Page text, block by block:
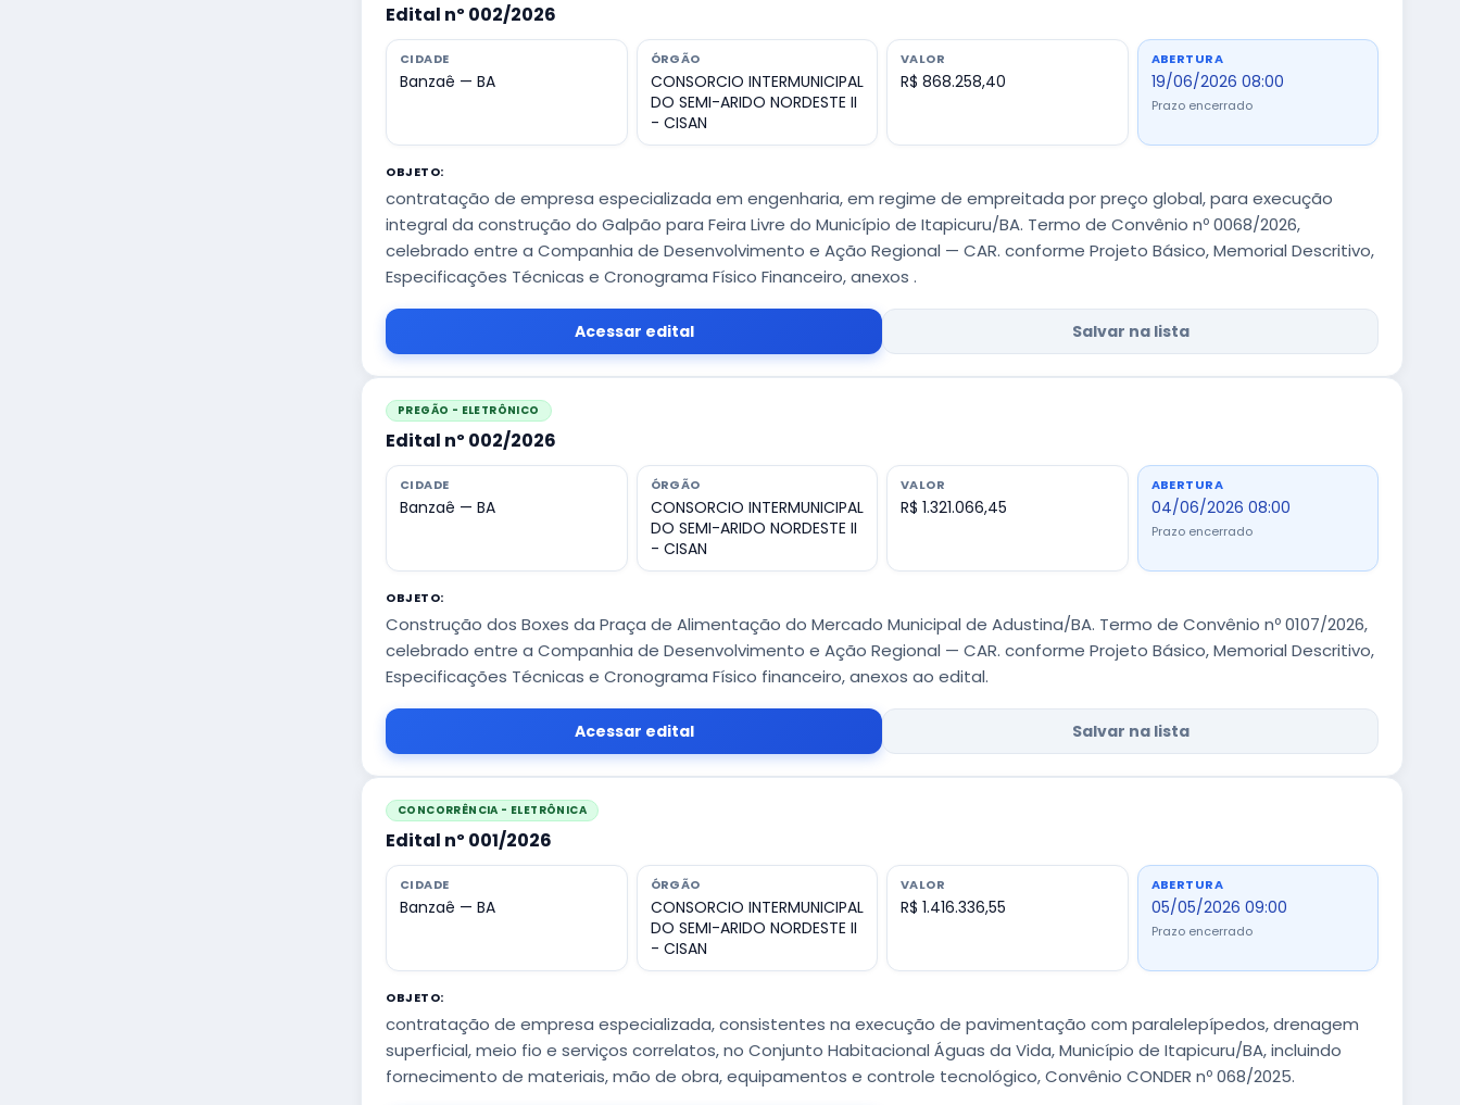
Edital nº 002/2026
CIDADE
Banzaê — BA
ÓRGÃO
CONSORCIO INTERMUNICIPAL
DO SEMI-ARIDO NORDESTE II
- CISAN
VALOR
R$ 868.258,40
ABERTURA
19/06/2026 08:00
Prazo encerrado
OBJETO:
contratação de empresa especializada em engenharia, em regime de empreitada por preço global, para execução
integral da construção do Galpão para Feira Livre do Município de Itapicuru/BA. Termo de Convênio nº 0068/2026,
celebrado entre a Companhia de Desenvolvimento e Ação Regional — CAR. conforme Projeto Básico, Memorial Descritivo,
Especificações Técnicas e Cronograma Físico Financeiro, anexos .
Acessar edital Salvar na lista
PREGÃO - ELETRÔNICO
Edital nº 002/2026
CIDADE
Banzaê — BA
ÓRGÃO
CONSORCIO INTERMUNICIPAL
DO SEMI-ARIDO NORDESTE II
- CISAN
VALOR
R$ 1.321.066,45
ABERTURA
04/06/2026 08:00
Prazo encerrado
OBJETO:
Construção dos Boxes da Praça de Alimentação do Mercado Municipal de Adustina/BA. Termo de Convênio nº 0107/2026,
celebrado entre a Companhia de Desenvolvimento e Ação Regional — CAR. conforme Projeto Básico, Memorial Descritivo,
Especificações Técnicas e Cronograma Físico financeiro, anexos ao edital.
Acessar edital Salvar na lista
CONCORRÊNCIA - ELETRÔNICA
Edital nº 001/2026
CIDADE
Banzaê — BA
ÓRGÃO
CONSORCIO INTERMUNICIPAL
DO SEMI-ARIDO NORDESTE II
- CISAN
VALOR
R$ 1.416.336,55
ABERTURA
05/05/2026 09:00
Prazo encerrado
OBJETO:
contratação de empresa especializada, consistentes na execução de pavimentação com paralelepípedos, drenagem
superficial, meio fio e serviços correlatos, no Conjunto Habitacional Águas da Vida, Município de Itapicuru/BA, incluindo
fornecimento de materiais, mão de obra, equipamentos e controle tecnológico, Convênio CONDER nº 068/2025.